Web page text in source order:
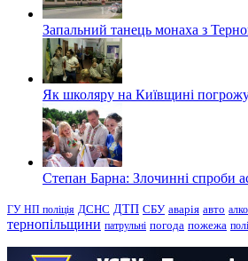
Запальний танець монаха з
Як школяру на Київщині
Степан Барна: Злочинні спроби
ГУ НП поліція ДСНС ДТП СБУ аварія авто
тернопільщини патрульні погода пожежа